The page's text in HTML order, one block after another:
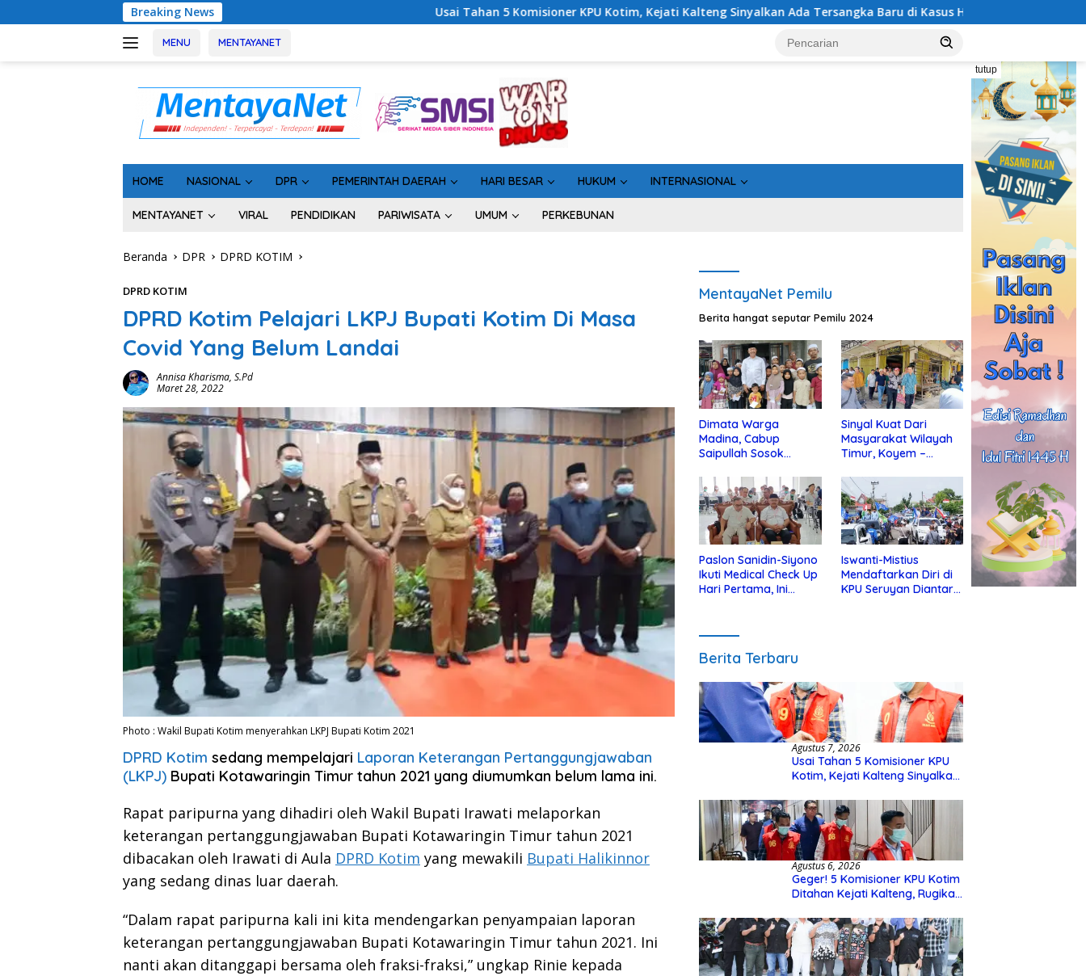
ke
Breaking News Usai Tahan 5 Komisioner KPU Kotim, Kejati Kalteng Sinyalkan Ada Tersangka Baru di Kasus Hibah Rp40 Miliar Geger! 5 Komisioner KPU
MENU MENTAYANET
tutup
HOME NASIONAL DPR PEMERINTAH DAERAH HARI BESAR HUKUM INTERNASIONAL
MENTAYANET VIRAL PENDIDIKAN PARIWISATA UMUM PERKEBUNAN
Beranda DPR DPRD KOTIM
DPRD KOTIM
DPRD Kotim Pelajari LKPJ Bupati Kotim Di Masa
Covid Yang Belum Landai
Annisa Kharisma, S.Pd
Maret 28, 2022
Photo : Wakil Bupati Kotim menyerahkan LKPJ Bupati Kotim 2021
DPRD Kotim sedang mempelajari Laporan Keterangan Pertanggungjawaban
(LKPJ) Bupati Kotawaringin Timur tahun 2021 yang diumumkan belum lama ini.
Rapat paripurna yang dihadiri oleh Wakil Bupati Irawati melaporkan
keterangan pertanggungjawaban Bupati Kotawaringin Timur tahun 2021
dibacakan oleh Irawati di Aula DPRD Kotim yang mewakili Bupati Halikinnor
yang sedang dinas luar daerah.
“Dalam rapat paripurna kali ini kita mendengarkan penyampaian laporan
keterangan pertanggungjawaban Bupati Kotawaringin Timur tahun 2021. Ini
nanti akan ditanggapi bersama oleh fraksi-fraksi,” ungkap Rinie kepada
MentayaNet Pemilu
Berita hangat seputar Pemilu 2024
Dimata Warga
Madina, Cabup
Saipullah Sosok
Anak Yatim
Sinyal Kuat Dari
Masyarakat Wilayah
Timur, Koyem –
di Kotim
Paslon Sanidin-Siyono
Ikuti Medical Check Up
Hari Pertama, Ini
Iswanti-Mistius
Mendaftarkan Diri di
KPU Seruyan Diantar
Berita Terbaru
Agustus 7, 2026
Usai Tahan 5 Komisioner KPU
Kotim, Kejati Kalteng Sinyalkan
Hibah Rp40 Miliar
Agustus 6, 2026
Geger! 5 Komisioner KPU Kotim
Ditahan Kejati Kalteng, Rugikan
Hibah Rp40 Miliar